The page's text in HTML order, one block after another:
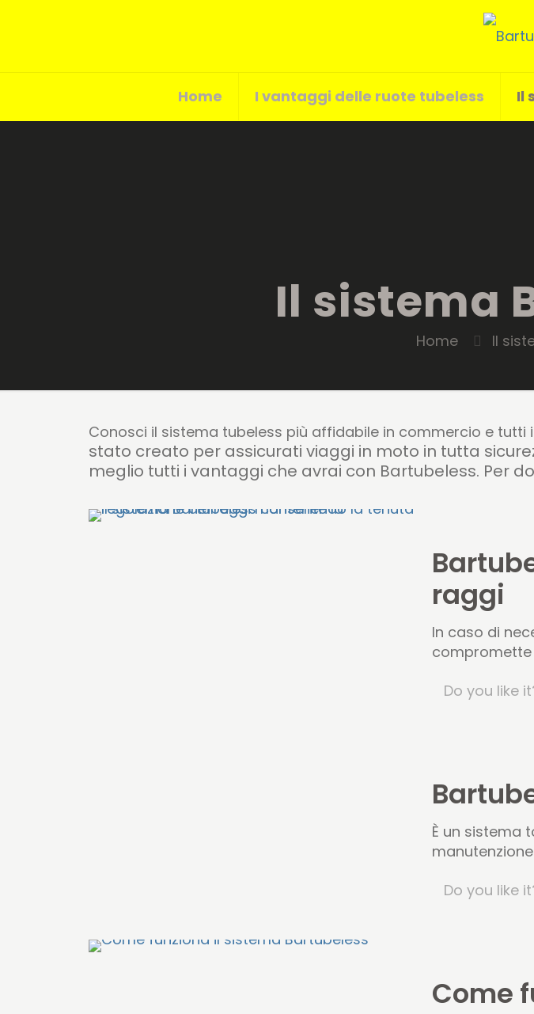
Home I vantaggi delle ruote tubeless Il
Il sistema
Home Il
Conosci il sistema tubeless più affidabile in commercio e tutti
stato creato per assicurati viaggi in moto in tutta
meglio tutti i vantaggi che avrai con Bartubeless. Per
raggi
In caso di
compromette
Do you like
È un sistema
Do you like
Come